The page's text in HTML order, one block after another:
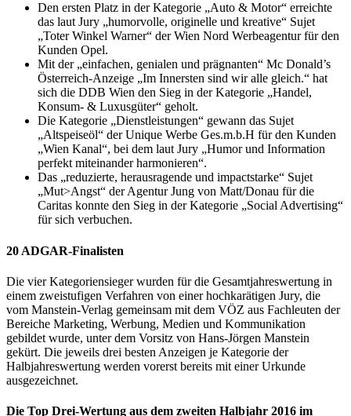
Den ersten Platz in der Kategorie „Auto & Motor“ erreichte
das laut Jury „humorvolle, originelle und kreative“ Sujet
„Toter Winkel Warner“ der Wien Nord Werbeagentur für den
Kunden Opel.
Mit der „einfachen, genialen und prägnanten“ Mc Donald’s
Österreich-Anzeige „Im Innersten sind wir alle gleich.“ hat
sich die DDB Wien den Sieg in der Kategorie „Handel,
Konsum- & Luxusgüter“ geholt.
Die Kategorie „Dienstleistungen“ gewann das Sujet
„Altspeiseöl“ der Unique Werbe Ges.m.b.H für den Kunden
„Wien Kanal“, bei dem laut Jury „Humor und Information
perfekt miteinander harmonieren“.
Das „reduzierte, herausragende und impactstarke“ Sujet
„Mut>Angst“ der Agentur Jung von Matt/Donau für die
Caritas konnte den Sieg in der Kategorie „Social Advertising“
für sich verbuchen.
20 ADGAR-Finalisten
Die vier Kategoriensieger wurden für die Gesamtjahreswertung in
einem zweistufigen Verfahren von einer hochkarätigen Jury, die
vom Manstein-Verlag gemeinsam mit dem VÖZ aus Fachleuten der
Bereiche Marketing, Werbung, Medien und Kommunikation
gebildet wurde, unter dem Vorsitz von Hans-Jörgen Manstein
gekürt. Die jeweils drei besten Anzeigen je Kategorie der
Halbjahreswertung werden vorerst bereits mit einer Urkunde
ausgezeichnet.
Die Top Drei-Wertung aus dem zweiten Halbjahr 2016 im